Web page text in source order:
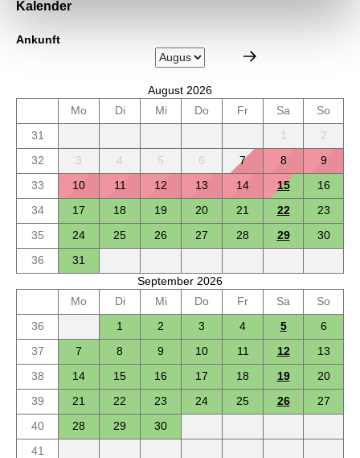
Kalender
Ankunft
August 2026
Mo
Di Mi Do Fr Sa
So
31
1
2
32
3 4 5 6 7 8
9
33
10 11 12 13 14 15
16
34
17 18 19 20 21 22
23
35
24 25 26 27 28 29
30
36
31
September 2026
Mo
Di Mi Do Fr Sa
So
36
1 2 3 4 5
6
37
7 8 9 10 11 12
13
38
14 15 16 17 18 19
20
39
21 22 23 24 25 26
27
40
28 29
30
41